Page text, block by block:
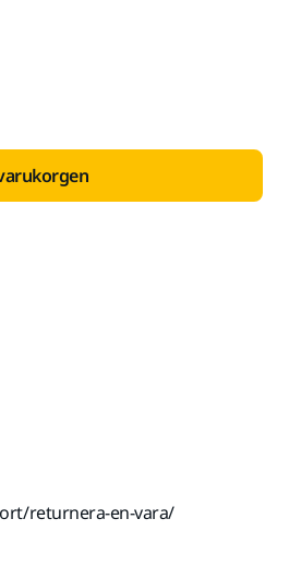
returnera-en-vara/